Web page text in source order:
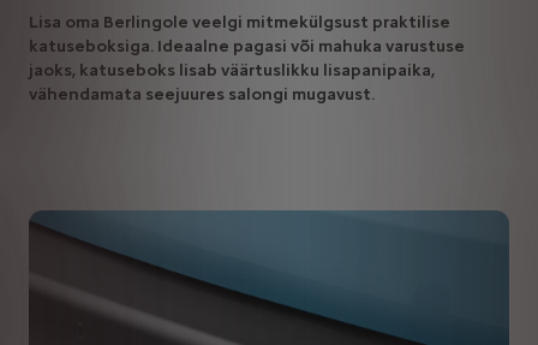
Lisa oma Berlingole veelgi mitmekülgsust praktilise
katuseboksiga. Ideaalne pagasi või mahuka varustuse
jaoks, katuseboks lisab väärtuslikku lisapanipaika,
vähendamata seejuures salongi mugavust.